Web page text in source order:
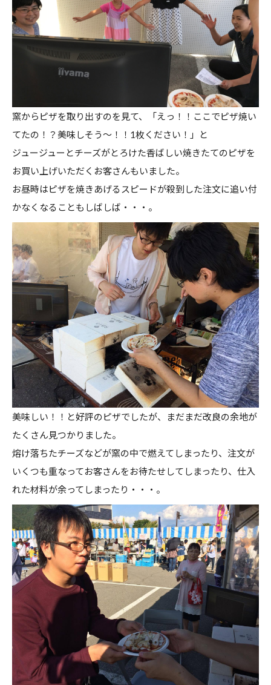
窯からピザを取り出すのを見て、「えっ！！ここでピザ焼い
てたの！？美味しそう～！！1枚ください！」と
ジュージューとチーズがとろけた香ばしい焼きたてのピザを
お買い上げいただくお客さんもいました。
お昼時はピザを焼きあげるスピードが殺到した注文に追い付
かなくなることもしばしば・・・。
美味しい！！と好評のピザでしたが、まだまだ改良の余地が
たくさん見つかりました。
熔け落ちたチーズなどが窯の中で燃えてしまったり、注文が
いくつも重なってお客さんをお待たせしてしまったり、仕入
れた材料が余ってしまったり・・・。